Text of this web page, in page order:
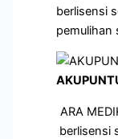
berlisensi
pemulihan
ARA
berlisensi